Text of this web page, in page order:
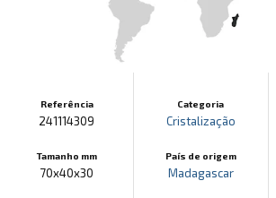
Referência
241114309
Tamanho mm
70x40x30
Categoria
Cristalização
País de origem
Madagascar